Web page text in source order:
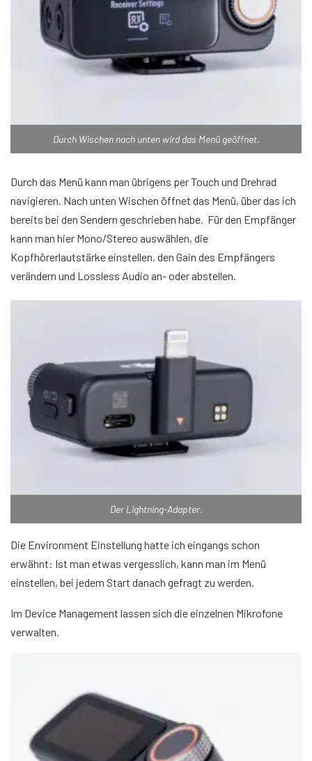
Durch Wischen nach unten wird das Menü geöffnet.
Durch das Menü kann man übrigens per Touch und Drehrad
navigieren. Nach unten Wischen öffnet das Menü, über das ich
bereits bei den Sendern geschrieben habe. Für den Empfänger
kann man hier Mono/Stereo auswählen, die
Kopfhörerlautstärke einstellen, den Gain des Empfängers
verändern und Lossless Audio an- oder abstellen.
Der Lightning-Adapter.
Die Environment Einstellung hatte ich eingangs schon
erwähnt: Ist man etwas vergesslich, kann man im Menü
einstellen, bei jedem Start danach gefragt zu werden.
Im Device Management lassen sich die einzelnen Mikrofone
verwalten.